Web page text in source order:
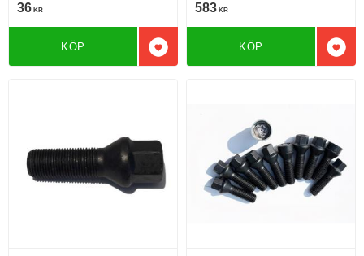
36 KR
Lägg till i favoriter
KÖP
583 KR
KÖP